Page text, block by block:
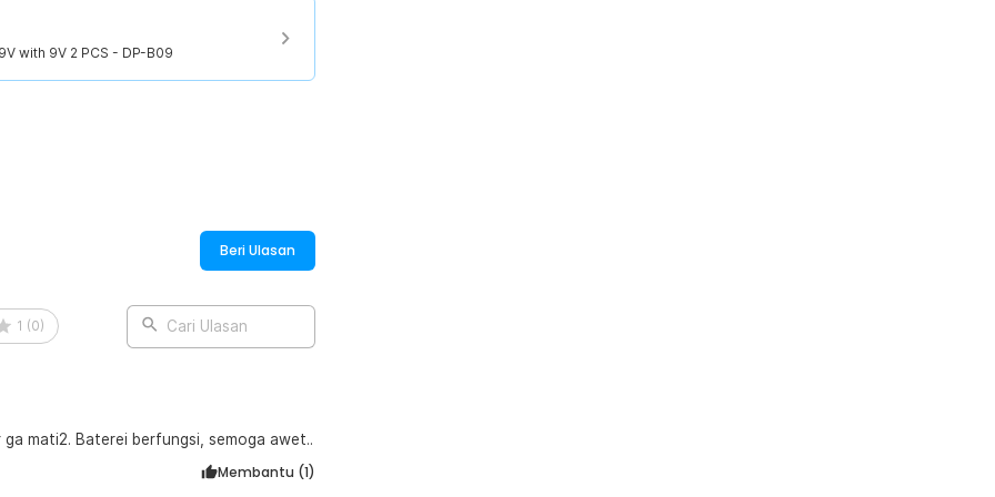
berlebih atau hubungan arus pendek.
transistor radio, mainan, senter,
- DP-B09
with 9V 2 PCS - DP-B09
Beri Ulasan
1 (0) Cari Ulasan
mati2. Baterei berfungsi, semoga awet..
Membantu (1)